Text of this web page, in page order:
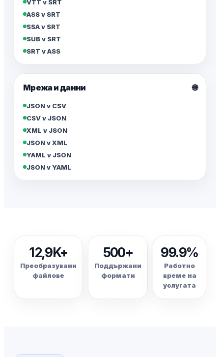
VTT v SRT
ASS v SRT
SSA v SRT
SUB v SRT
SRT v ASS
Мрежа и данни 🌐
JSON v CSV
CSV v JSON
XML v JSON
JSON v XML
YAML v JSON
JSON v YAML
12,9K+
Преобразувани
файлове
500+
Поддържани
формати
99.9%
Работно
време на
услугата